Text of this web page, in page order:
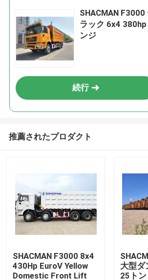
SHACMAN F3000
ラック 6x4
ンジ
続行
推薦されたプロダクト
SHACMAN F3000 8x4
430Hp EuroV Yellow
Domestic Front Lift
大型ダ
25ト